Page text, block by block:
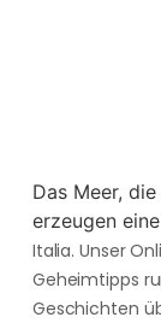
Das Meer,
erzeugen
Italia. Unser
Geheimtipps
Geschichten